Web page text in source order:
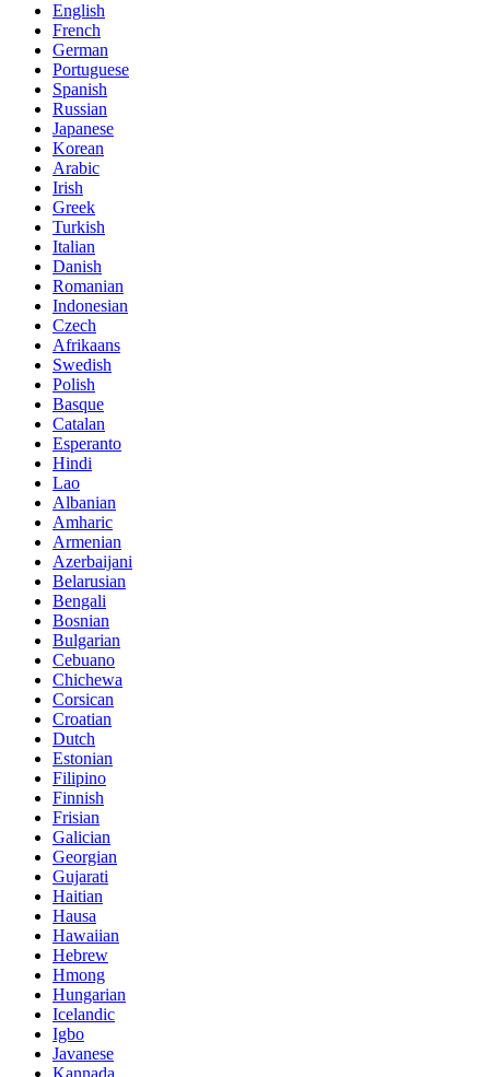
English
French
German
Portuguese
Spanish
Russian
Japanese
Korean
Arabic
Irish
Greek
Turkish
Italian
Danish
Romanian
Indonesian
Czech
Afrikaans
Swedish
Polish
Basque
Catalan
Esperanto
Hindi
Lao
Albanian
Amharic
Armenian
Azerbaijani
Belarusian
Bengali
Bosnian
Bulgarian
Cebuano
Chichewa
Corsican
Croatian
Dutch
Estonian
Filipino
Finnish
Frisian
Galician
Georgian
Gujarati
Haitian
Hausa
Hawaiian
Hebrew
Hmong
Hungarian
Icelandic
Igbo
Javanese